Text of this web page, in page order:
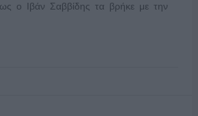
ο Ιβάν Σαββίδης τα βρήκε με την